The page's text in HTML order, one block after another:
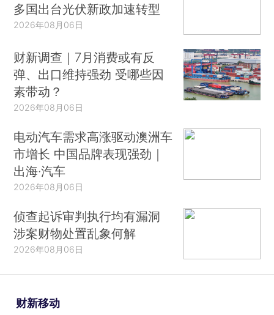
多国出台光伏新政加速转型
2026年08月06日
财新调查｜7月消费或有反
弹、出口维持强劲 受哪些因
素带动？
2026年08月06日
电动汽车需求高涨驱动澳洲车
市增长 中国品牌表现强劲｜
出海·汽车
2026年08月06日
侦查起诉审判执行均有漏洞
涉案财物处置乱象何解
2026年08月06日
财新移动